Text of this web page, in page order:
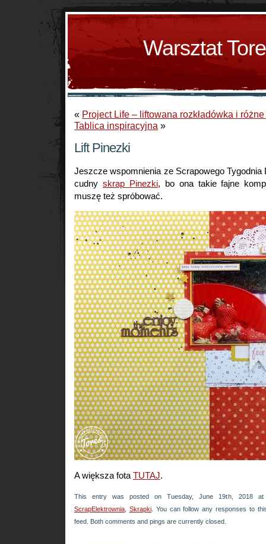
Warsztat
« Project Life – liftowana rozkładówka i
Tablica inspiracyjna »
Lift Pinezki
Jeszcze wspomnienia ze Scrapowego Tygodnia
cudny skrap Pinezki, bo ona takie fajne
muszę też spróbować.
A większa fota TUTAJ.
This entry was posted on Tuesday, June 19th, 2018
ScrapElektrownia
Skrapki. You can follow any responses to
feed. Both comments and pings are currently closed.